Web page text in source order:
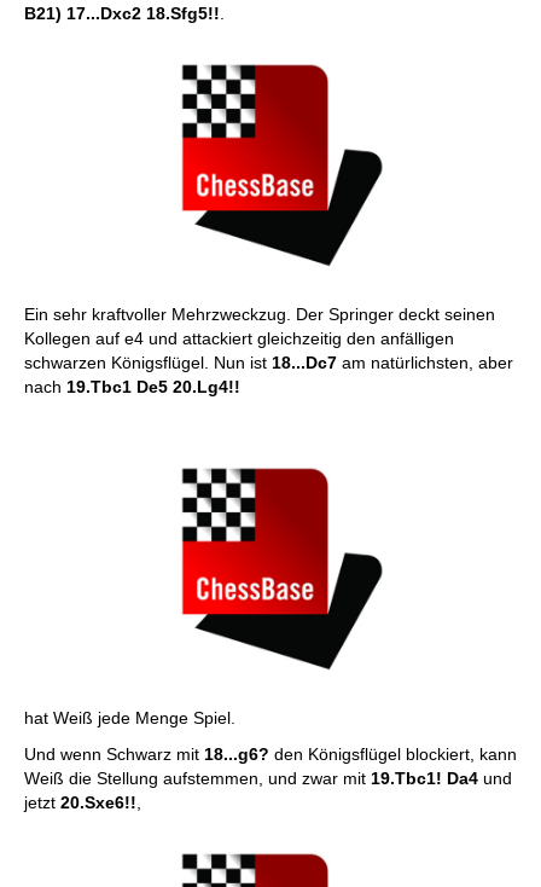
B21) 17...Dxc2 18.Sfg5!!
Ein sehr kraftvoller Mehrzweckzug. Der Springer deckt seinen
Kollegen auf e4 und attackiert gleichzeitig den anfälligen
schwarzen Königsflügel. Nun ist 18...Dc7 am natürlichsten, aber
nach 19.Tbc1 De5 20.Lg4!!
hat Weiß jede Menge Spiel.
Und wenn Schwarz mit 18...g6? den Königsflügel blockiert, kann
Weiß die Stellung aufstemmen, und zwar mit 19.Tbc1! Da4 und
jetzt 20.Sxe6!!